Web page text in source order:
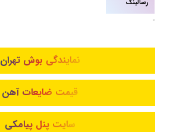
رسالینک
نمایندگی بوش تهران
قیمت ضایعات آهن
سایت پنل پیامکی